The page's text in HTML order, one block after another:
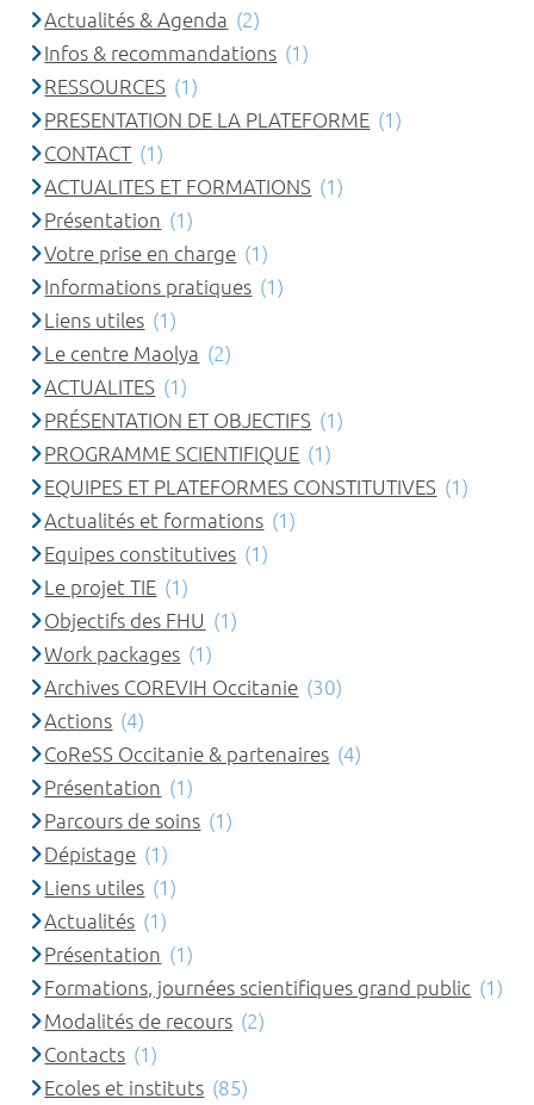
Actualités & Agenda (2)
Infos & recommandations (1)
RESSOURCES (1)
PRESENTATION DE LA PLATEFORME (1)
CONTACT (1)
ACTUALITES ET FORMATIONS (1)
Présentation (1)
Votre prise en charge (1)
Informations pratiques (1)
Liens utiles (1)
Le centre Maolya (2)
ACTUALITES (1)
PRÉSENTATION ET OBJECTIFS (1)
PROGRAMME SCIENTIFIQUE (1)
EQUIPES ET PLATEFORMES CONSTITUTIVES (1)
Actualités et formations (1)
Equipes constitutives (1)
Le projet TIE (1)
Objectifs des FHU (1)
Work packages (1)
Archives COREVIH Occitanie (30)
Actions (4)
CoReSS Occitanie & partenaires (4)
Présentation (1)
Parcours de soins (1)
Dépistage (1)
Liens utiles (1)
Actualités (1)
Présentation (1)
Formations, journées scientifiques grand public (1)
Modalités de recours (2)
Contacts (1)
Ecoles et instituts (85)